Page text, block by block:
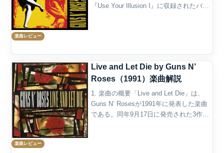
楽曲レビュー
『Use Your Illusion I』に収録されたバラ
楽曲レビュー
Live and Let Die by Guns N’
Roses（1991）楽曲解説
1. 楽曲の概要「Live and Let Die」は、
Guns N’ Rosesが1991年に発表した楽曲
である。同年9月17日に発売された3作目